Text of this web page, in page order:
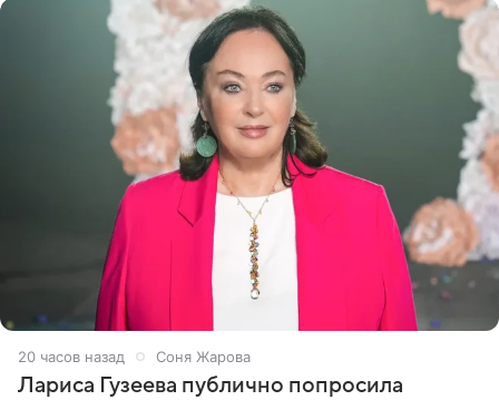
20 часов назад Соня Жарова
Лариса Гузеева публично попросила